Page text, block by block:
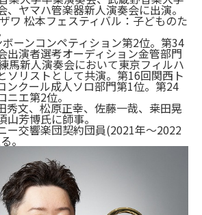
、ヤマハ管楽器新人演奏会に出演。
ワ 松本フェスティバル：子どものた
ーンコンペティション第2位。第34
出演者選考オーディション金管部門
馬新人演奏会において東京フィルハ
ソリストとして共演。第16回関西ト
ンクール成人ソロ部門第1位。第24
ニエ第2位。
秀文、松原正幸、佐藤一哉、桒田晃
芳博氏に師事。
ー交響楽団契約団員(2021年〜2022
。